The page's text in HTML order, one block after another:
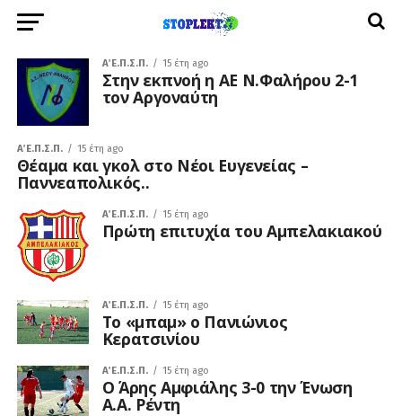
Α΄ Ε.Π.Σ.Π. 15 έτη ago
Στην εκπνοή η ΑΕ Ν.Φαλήρου 2-1
τον Αργοναύτη
Α΄ Ε.Π.Σ.Π. 15 έτη ago
Θέαμα και γκολ στο Νέοι Ευγενείας –
Παννεαπολικός..
Α΄ Ε.Π.Σ.Π. 15 έτη ago
Πρώτη επιτυχία του Αμπελακιακού
Α΄ Ε.Π.Σ.Π. 15 έτη ago
To «μπαμ» ο Πανιώνιος
Κερατσινίου
Α΄ Ε.Π.Σ.Π. 15 έτη ago
O Άρης Αμφιάλης 3-0 την Ένωση
Α.Α. Ρέντη